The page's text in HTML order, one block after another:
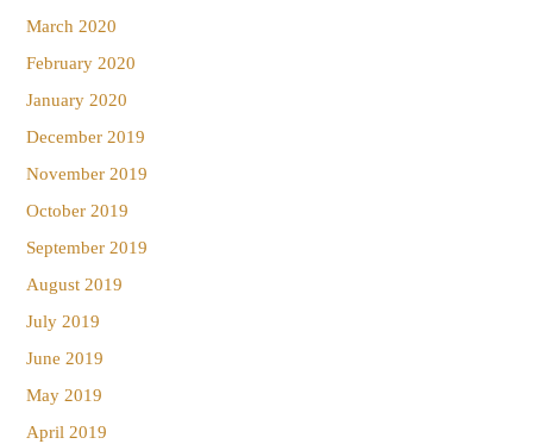
March 2020
February 2020
January 2020
December 2019
November 2019
October 2019
September 2019
August 2019
July 2019
June 2019
May 2019
April 2019